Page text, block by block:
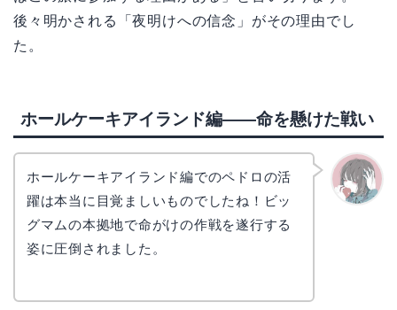
後々明かされる「夜明けへの信念」がその理由でし
た。
ホールケーキアイランド編——命を懸けた戦い
ホールケーキアイランド編でのペドロの活
躍は本当に目覚ましいものでしたね！ビッ
グマムの本拠地で命がけの作戦を遂行する
姿に圧倒されました。